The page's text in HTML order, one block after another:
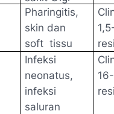
Pharingitis,
skin dan
soft tissu
Infeksi
neonatus,
infeksi
saluran